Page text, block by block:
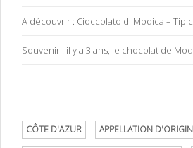
A découvrir : Cioccolato di Modica –
Souvenir : il y a 3 ans, le chocolat de
CÔTE D'AZUR APPELLATION